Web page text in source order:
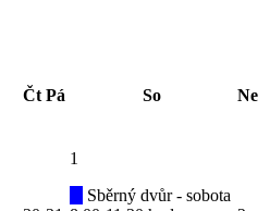
Čt Pá So Ne
1
Sběrný dvůr - sobota